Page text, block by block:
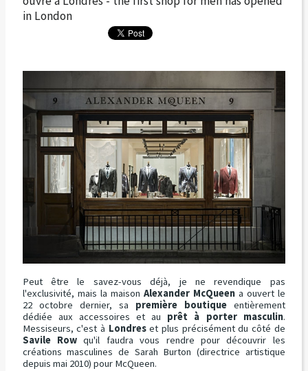
in London
Peut être le savez-vous déjà, je ne revendique pas
l'exclusivité, mais la maison Alexander McQueena ouvert le
22 octobre dernier, sa première boutiqueentièrement
dédiée aux accessoires et au prêt à porter masculin.
Messiseurs, c'est à Londreset plus précisément du côté de
Savile Rowqu'il faudra vous rendre pour découvrir les
créations masculines de Sarah Burton (directrice artistique
depuis mai 2010) pour McQueen.